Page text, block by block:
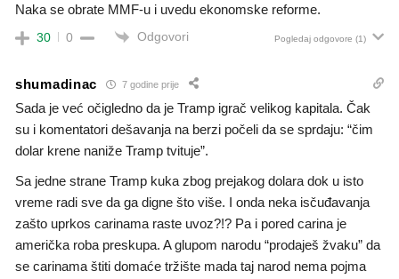
Naka se obrate MMF-u i uvedu ekonomske reforme.
30 0 Odgovori Pogledaj odgovore (1)
shumadinac 7 godine prije
Sada je već očigledno da je Tramp igrač velikog kapitala. Čak
su i komentatori dešavanja na berzi počeli da se sprdaju: “čim
dolar krene naniže Tramp tvituje”.
Sa jedne strane Tramp kuka zbog prejakog dolara dok u isto
vreme radi sve da ga digne što više. I onda neka isčuđavanja
zašto uprkos carinama raste uvoz?!? Pa i pored carina je
američka roba preskupa. A glupom narodu “prodaješ žvaku” da
se carinama štiti domaće tržište mada taj narod nema pojma